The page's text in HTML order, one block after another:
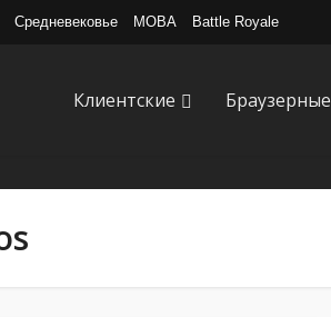
Средневековье MOBA Battle Royale
Клиентские Браузерные